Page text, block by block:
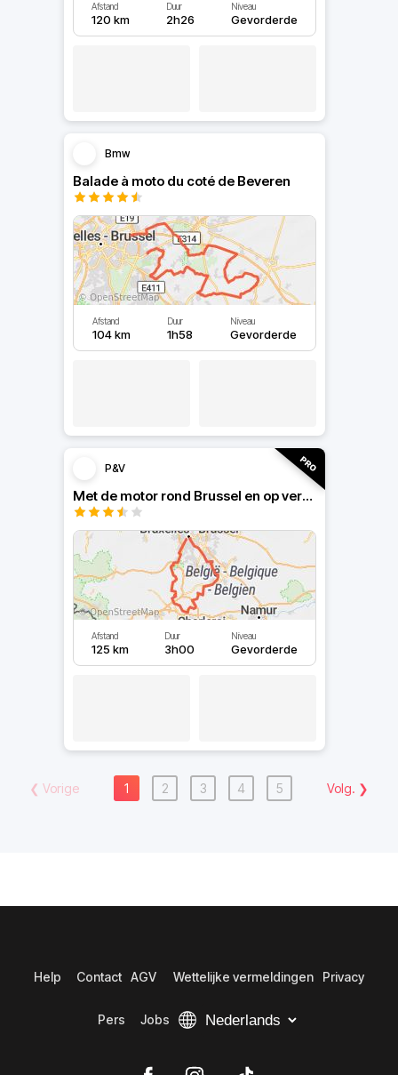
Afstand
120 km
Duur
2h26
Niveau
Gevorderde
Bmw
Balade à moto du coté de Beveren
Afstand
104 km
Duur
1h58
Niveau
Gevorderde
P&V
Met de motor rond Brussel en op verkenning in Wallonië
Afstand
125 km
Duur
3h00
Niveau
Gevorderde
❮ Vorige 1 2 3 4 5 Volg. ❯
Help Contact AGV Wettelijke vermeldingen Privacy
Pers Jobs